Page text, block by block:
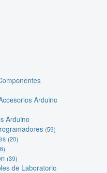
Arduino
Arduino
(59)
(20)
(39)
de Laboratorio